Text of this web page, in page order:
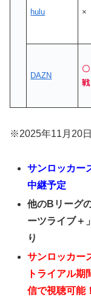
hulu ×
DAZN
戦
※2025年11月20
サンロッカー
中継予定
他のBリーグ
ーツライブ＋
り
サンロッカー
トライアル
信で視聴可能！